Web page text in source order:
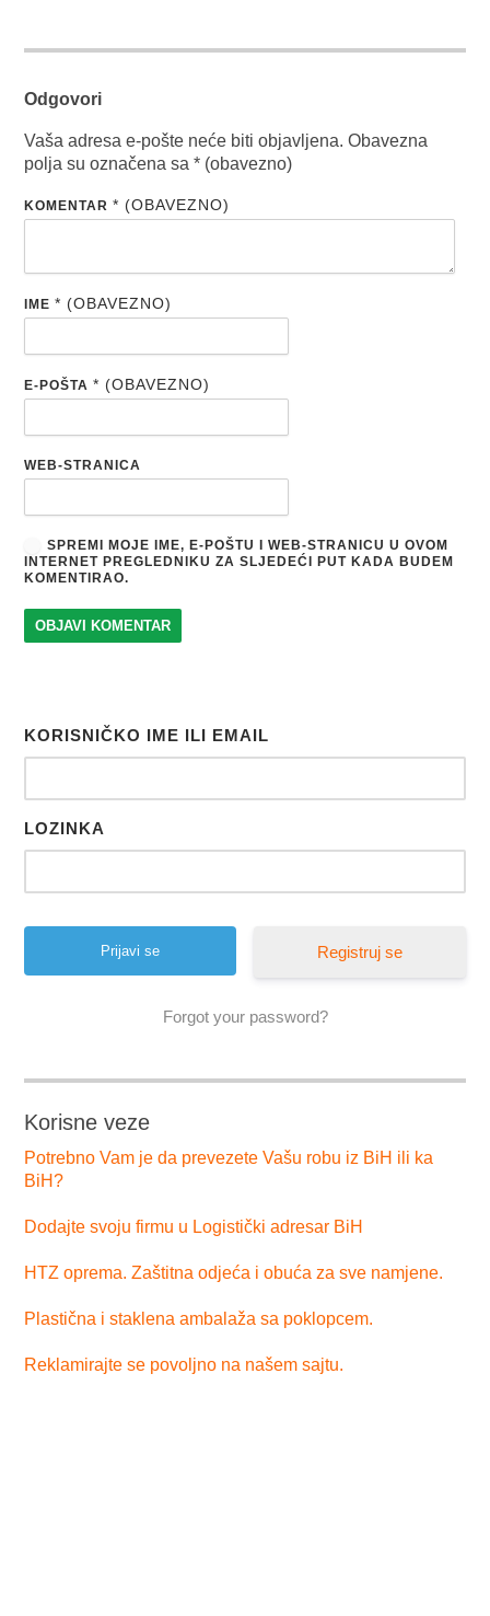
Odgovori
Vaša adresa e-pošte neće biti objavljena. Obavezna
polja su označena sa* (obavezno)
KOMENTAR* (OBAVEZNO)
IME* (OBAVEZNO)
E-POŠTA* (OBAVEZNO)
WEB-STRANICA
SPREMI MOJE IME, E-POŠTU I WEB-STRANICU U OVOM
INTERNET PREGLEDNIKU ZA SLJEDEĆI PUT KADA BUDEM
KOMENTIRAO.
KORISNIČKO IME ILI EMAIL
LOZINKA
Registruj se
Forgot your password?
Korisne veze
Potrebno Vam je da prevezete Vašu robu iz BiH ili ka
BiH?
Dodajte svoju firmu u Logistički adresar BiH
HTZ oprema. Zaštitna odjeća i obuća za sve namjene.
Plastična i staklena ambalaža sa poklopcem.
Reklamirajte se povoljno na našem sajtu.